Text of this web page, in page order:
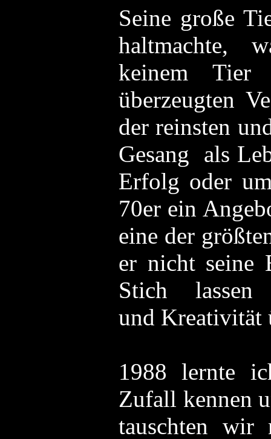
Seine große
haltmachte,
keinem
überzeugten
der reinsten
Gesang als
Erfolg oder
70er ein
eine der
er nicht seine
Stich
und Kreativität
1988 lernte
Zufall kennen
tauschten wir